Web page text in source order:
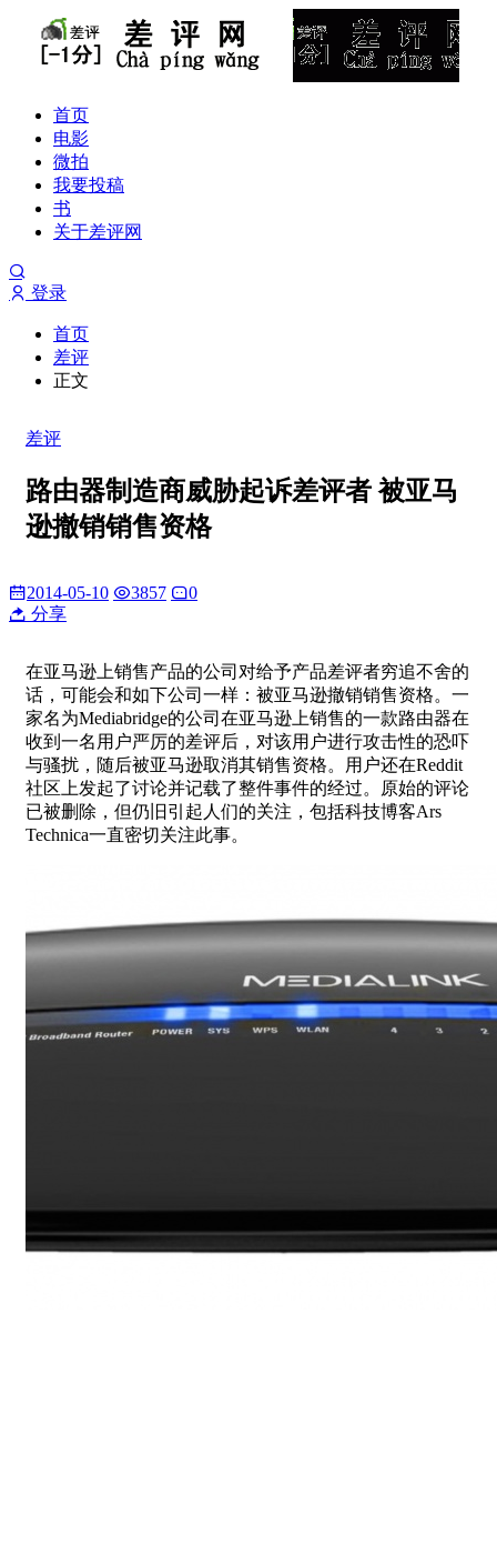
首页
电影
微拍
我要投稿
书
关于差评网
登录
首页
差评
正文
差评
路由器制造商威胁起诉差评者 被亚马
逊撤销销售资格
2014-05-10 3857
0
分享
在亚马逊上销售产品的公司对给予产品差评者穷追不舍的
话，可能会和如下公司一样：被亚马逊撤销销售资格。一
家名为Mediabridge的公司在亚马逊上销售的一款路由器在
收到一名用户严厉的差评后，对该用户进行攻击性的恐吓
与骚扰，随后被亚马逊取消其销售资格。用户还在Reddit
社区上发起了讨论并记载了整件事件的经过。原始的评论
已被删除，但仍旧引起人们的关注，包括科技博客Ars
Technica一直密切关注此事。